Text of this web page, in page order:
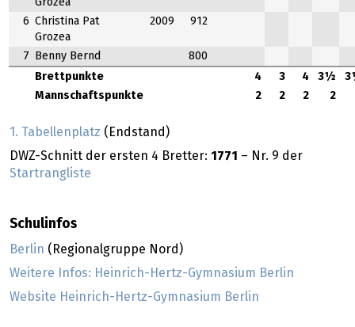
Brettpunkte 4 3 4 3½
Mannschaftspunkte
2 2 2 2
Grozea
6 Christina Pat
Grozea
2009 912
7 Benny Bernd 800
1. Tabellenplatz (Endstand)
DWZ-Schnitt der ersten 4 Bretter: 1771 – Nr. 9 der
Startrangliste
Schulinfos
Berlin (Regionalgruppe Nord)
Weitere Infos: Heinrich-Hertz-Gymnasium Berlin
Website Heinrich-Hertz-Gymnasium Berlin